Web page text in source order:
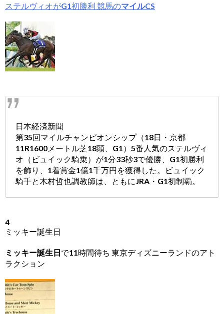
ステルヴィオがG1初勝利 競馬のマイルCS
日本経済新聞
第35回マイルチャンピオンシップ（18日・京都
11R1600メートル芝18頭、G1）5番人気のステルヴィ
オ（ビュイック騎乗）が1分33秒3で優勝、G1初勝利
を飾り、1着賞金1億1千万円を獲得した。ビュイック
騎手と木村哲也調教師は、ともにJRA・G1初制覇。
4
ミッキー誕生日
ミッキー誕生日で11時間待ち 東京ディズニーランドのアト
ラクション